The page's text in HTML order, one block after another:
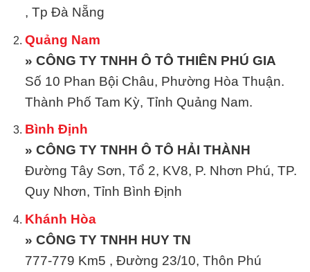
, Tp Đà Nẵng
Quảng Nam
» CÔNG TY TNHH Ô TÔ THIÊN PHÚ GIA
Số 10 Phan Bội Châu, Phường Hòa Thuận.
Thành Phố Tam Kỳ, Tỉnh Quảng Nam.
Bình Định
» CÔNG TY TNHH Ô TÔ HẢI THÀNH
Đường Tây Sơn, Tổ 2, KV8, P. Nhơn Phú, TP.
Quy Nhơn, Tỉnh Bình Định
Khánh Hòa
» CÔNG TY TNHH HUY TN
777-779 Km5 , Đường 23/10, Thôn Phú